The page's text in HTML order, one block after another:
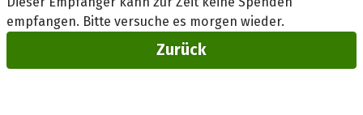
empfangen. Bitte versuche es morgen wieder.
Zurück